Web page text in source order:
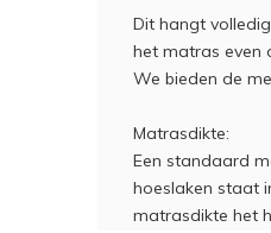
Dit hangt
het matras even
We bieden de
Matrasdikte:
Een standaard
hoeslaken staat
matrasdikte het